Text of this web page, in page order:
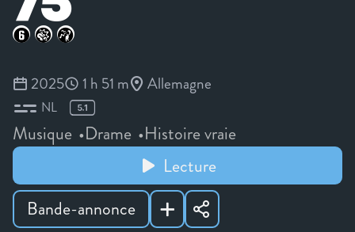
2025 1 h 51 m Allemagne
NL
Musique Drame
Histoire vraie
Lecture
Bande-annonce